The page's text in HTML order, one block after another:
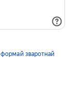
формай зваротнай